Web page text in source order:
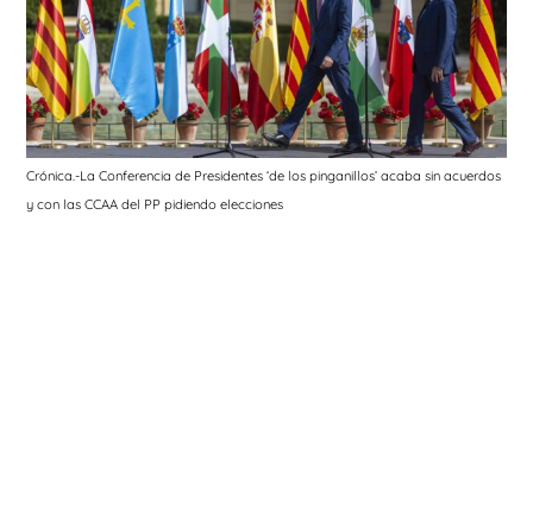
Crónica.-La Conferencia de Presidentes ‘de los pinganillos’ acaba sin acuerdos
y con las CCAA del PP pidiendo elecciones